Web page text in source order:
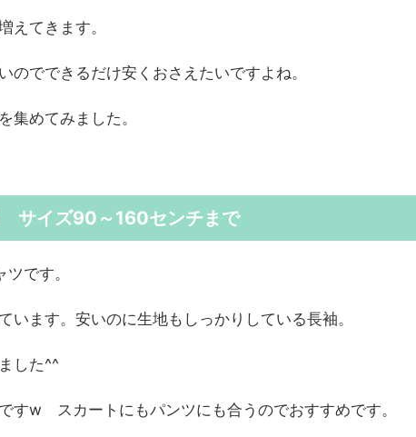
えてきます。
でできるだけ安くおさえたいですよね。
集めてみました。
イズ90～160センチまで
です。
ます。安いのに生地もしっかりしている長袖。
した^^
すw スカートにもパンツにも合うのでおすすめです。